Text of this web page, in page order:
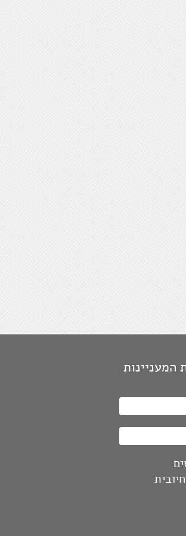
גבוה יותר
ויוצרים מספר
זו יצירת
המעניינות